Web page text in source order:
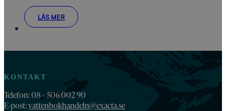
LÄS MER
KONTAKT
Telefon: 08 – 506 002 90
E-post:vattenbokhandeln@exacta.se